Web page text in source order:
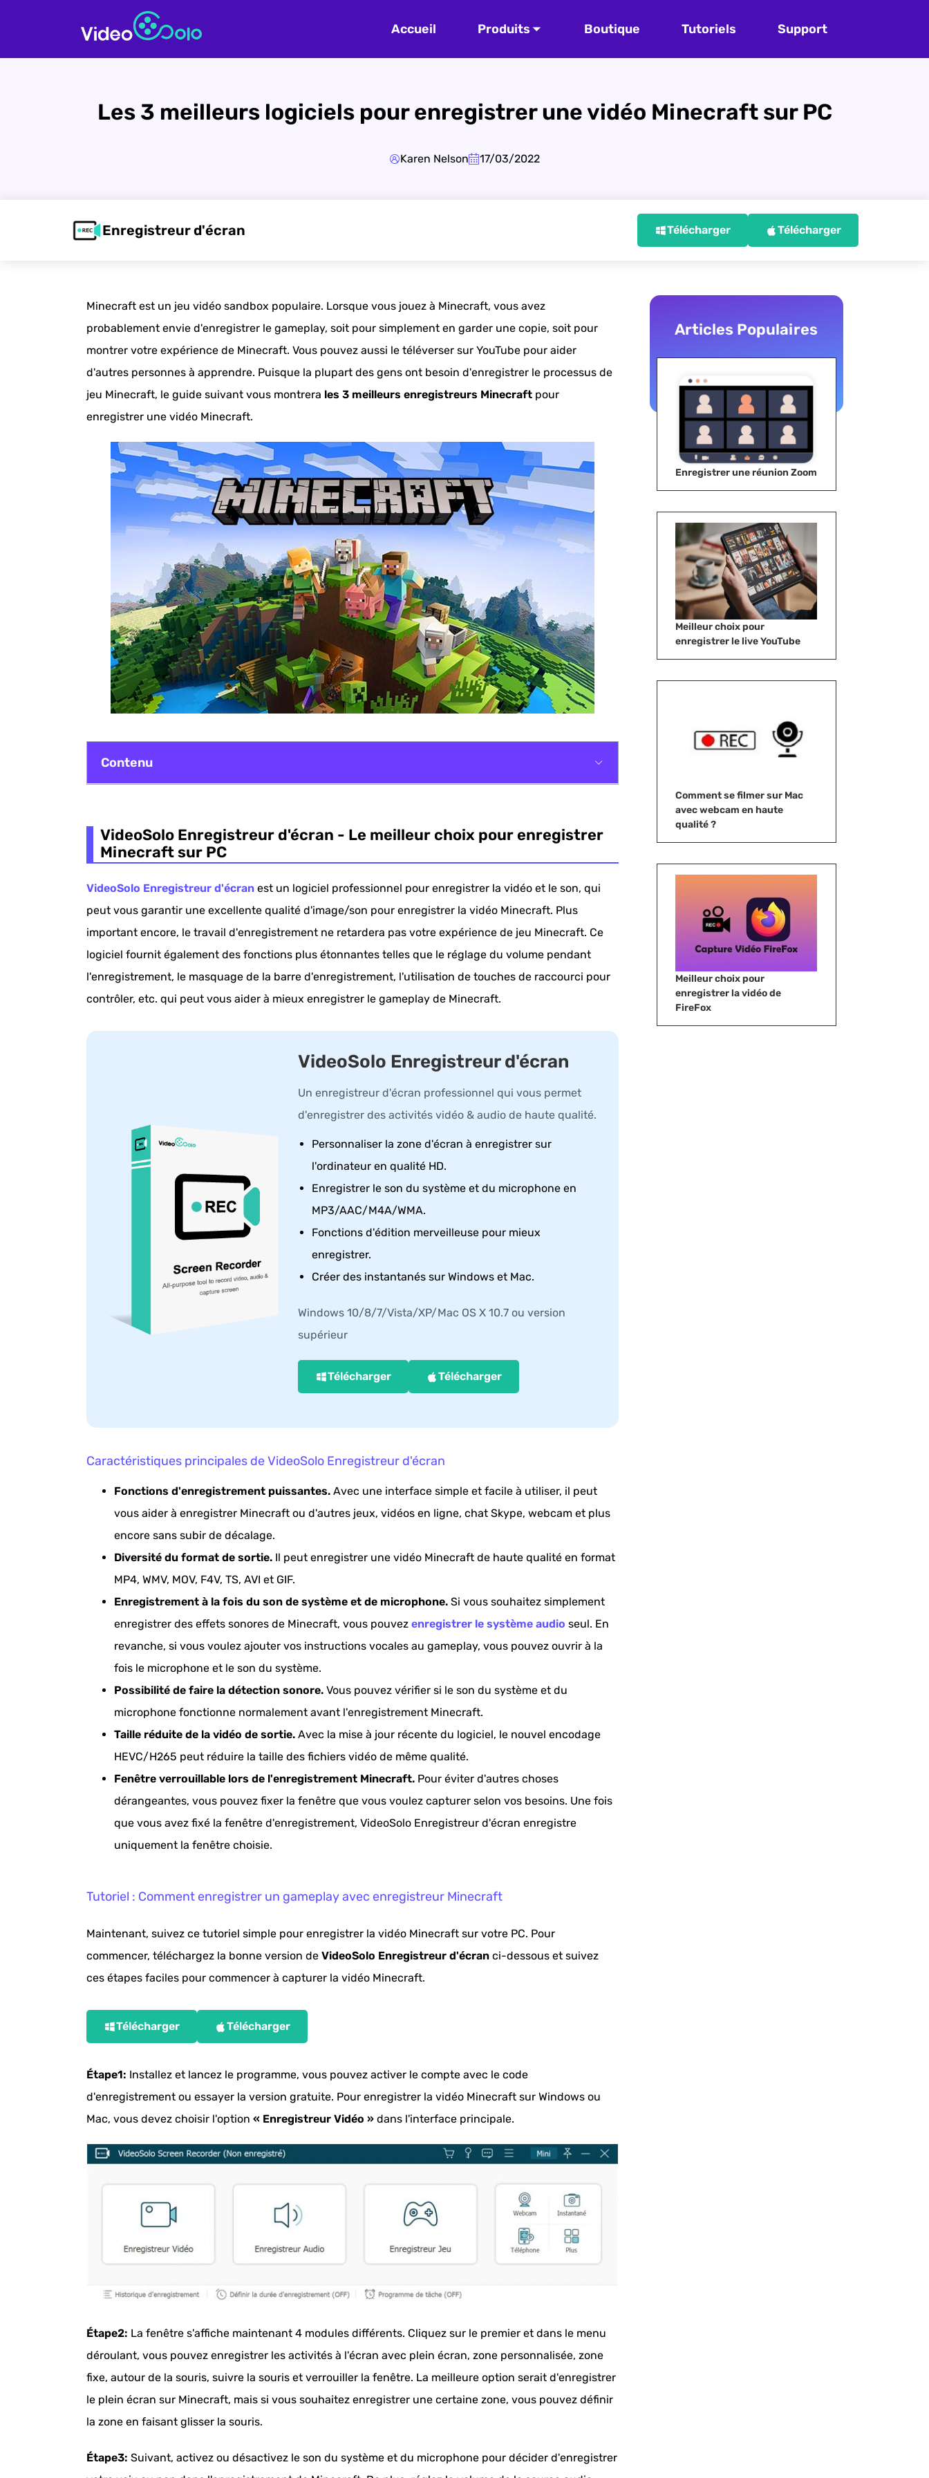
Accueil Produits Boutique Tutoriels Support
Les 3 meilleurs logiciels pour enregistrer une vidéo Minecraft sur PC
Karen Nelson 17/03/2022
Enregistreur d'écran Télécharger Télécharger
Minecraft est un jeu vidéo sandbox populaire. Lorsque vous jouez à Minecraft, vous avez
probablement envie d'enregistrer le gameplay, soit pour simplement en garder une copie, soit pour
montrer votre expérience de Minecraft. Vous pouvez aussi le téléverser sur YouTube pour aider
d'autres personnes à apprendre. Puisque la plupart des gens ont besoin d'enregistrer le processus de
jeu Minecraft, le guide suivant vous montrera les 3 meilleurs enregistreurs Minecraftpour
enregistrer une vidéo Minecraft.
Contenu
OBS - Un logiciel professionnel pour l'enregistrement Minecraft
Bandicam - Enregistreur d'écran Mincraft pour Windows
VideoSolo Enregistreur d'écran - Le meilleur choix pour enregistrer
Minecraft sur PC
VideoSolo Enregistreur d'écranest un logiciel professionnel pour enregistrer la vidéo et le son, qui
peut vous garantir une excellente qualité d'image/son pour enregistrer la vidéo Minecraft. Plus
important encore, le travail d'enregistrement ne retardera pas votre expérience de jeu Minecraft. Ce
logiciel fournit également des fonctions plus étonnantes telles que le réglage du volume pendant
l'enregistrement, le masquage de la barre d'enregistrement, l'utilisation de touches de raccourci pour
contrôler, etc. qui peut vous aider à mieux enregistrer le gameplay de Minecraft.
VideoSolo Enregistreur d'écran
Un enregistreur d'écran professionnel qui vous permet
d'enregistrer des activités vidéo & audio de haute qualité.
Personnaliser la zone d'écran à enregistrer sur
l'ordinateur en qualité HD.
Enregistrer le son du système et du microphone en
MP3/AAC/M4A/WMA.
Fonctions d'édition merveilleuse pour mieux
enregistrer.
Créer des instantanés sur Windows et Mac.
Windows 10/8/7/Vista/XP/Mac OS X 10.7 ou version
supérieur
Télécharger Télécharger
Caractéristiques principales de VideoSolo Enregistreur d'écran
Fonctions d'enregistrement puissantes.Avec une interface simple et facile à utiliser, il peut
vous aider à enregistrer Minecraft ou d'autres jeux, vidéos en ligne, chat Skype, webcam et plus
encore sans subir de décalage.
Diversité du format de sortie.Il peut enregistrer une vidéo Minecraft de haute qualité en format
MP4, WMV, MOV, F4V, TS, AVI et GIF.
Enregistrement à la fois du son de système et de microphone.Si vous souhaitez simplement
enregistrer des effets sonores de Minecraft, vous pouvez enregistrer le système audio seul. En
revanche, si vous voulez ajouter vos instructions vocales au gameplay, vous pouvez ouvrir à la
fois le microphone et le son du système.
Possibilité de faire la détection sonore.Vous pouvez vérifier si le son du système et du
microphone fonctionne normalement avant l'enregistrement Minecraft.
Taille réduite de la vidéo de sortie.Avec la mise à jour récente du logiciel, le nouvel encodage
HEVC/H265 peut réduire la taille des fichiers vidéo de même qualité.
Fenêtre verrouillable lors de l'enregistrement Minecraft.Pour éviter d'autres choses
dérangeantes, vous pouvez fixer la fenêtre que vous voulez capturer selon vos besoins. Une fois
que vous avez fixé la fenêtre d'enregistrement, VideoSolo Enregistreur d'écran enregistre
uniquement la fenêtre choisie.
Tutoriel : Comment enregistrer un gameplay avec enregistreur Minecraft
Maintenant, suivez ce tutoriel simple pour enregistrer la vidéo Minecraft sur votre PC. Pour
commencer, téléchargez la bonne version de VideoSolo Enregistreur d'écranci-dessous et suivez
ces étapes faciles pour commencer à capturer la vidéo Minecraft.
Télécharger Télécharger
Étape1: Installez et lancez le programme, vous pouvez activer le compte avec le code
d'enregistrement ou essayer la version gratuite. Pour enregistrer la vidéo Minecraft sur Windows ou
Mac, vous devez choisir l'option « Enregistreur Vidéo »dans l'interface principale.
Étape2: La fenêtre s'affiche maintenant 4 modules différents. Cliquez sur le premier et dans le menu
déroulant, vous pouvez enregistrer les activités à l'écran avec plein écran, zone personnalisée, zone
fixe, autour de la souris, suivre la souris et verrouiller la fenêtre. La meilleure option serait d'enregistrer
le plein écran sur Minecraft, mais si vous souhaitez enregistrer une certaine zone, vous pouvez définir
la zone en faisant glisser la souris.
Étape3: Suivant, activez ou désactivez le son du système et du microphone pour décider d'enregistrer
Articles Populaires
Enregistrer une réunion Zoom
Meilleur choix pour
enregistrer le live YouTube
Comment se filmer sur Mac
avec webcam en haute
qualité ?
Meilleur choix pour
enregistrer la vidéo de
FireFox